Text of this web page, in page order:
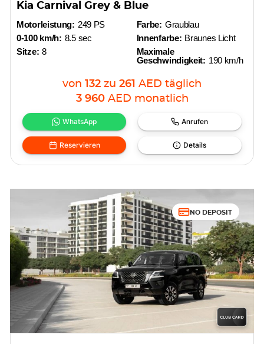
Kia Carnival Grey & Blue
Motorleistung: 249 PS
0-100 km/h: 8.5 sec
Sitze: 8
Farbe: Graublau
Innenfarbe: Braunes Licht
Maximale
Geschwindigkeit: 190 km/h
von 132 zu 261 AED täglich
3 960 AED monatlich
WhatsApp Anrufen
Reservieren Details
NO DEPOSIT